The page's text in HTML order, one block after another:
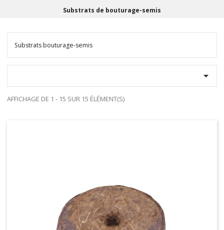
Substrats de bouturage-semis
Substrats bouturage-semis

AFFICHAGE DE 1 - 15 SUR 15 ÉLÉMENT(S)